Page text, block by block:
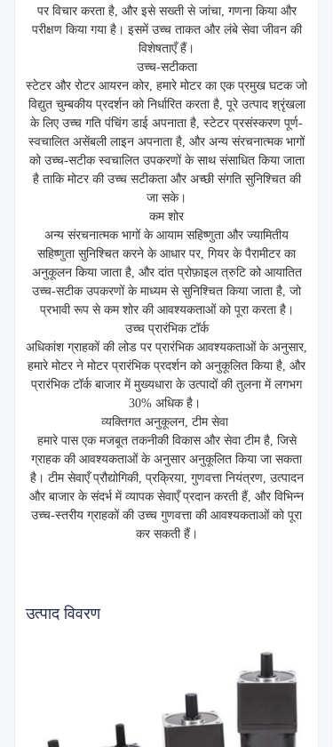
पर विचार करता है, और इसे सख्ती से जांचा, गणना किया और
परीक्षण किया गया है। इसमें उच्च ताकत और लंबे सेवा जीवन की
विशेषताएँ हैं।
उच्च-सटीकता
स्टेटर और रोटर आयरन कोर, हमारे मोटर का एक प्रमुख घटक जो
विद्युत चुम्बकीय प्रदर्शन को निर्धारित करता है, पूरे उत्पाद श्रृंखला
के लिए उच्च गति पंचिंग डाई अपनाता है, स्टेटर प्रसंस्करण पूर्ण-
स्वचालित असेंबली लाइन अपनाता है, और अन्य संरचनात्मक भागों
को उच्च-सटीक स्वचालित उपकरणों के साथ संसाधित किया जाता
है ताकि मोटर की उच्च सटीकता और अच्छी संगति सुनिश्चित की
जा सके।
कम शोर
अन्य संरचनात्मक भागों के आयाम सहिष्णुता और ज्यामितीय
सहिष्णुता सुनिश्चित करने के आधार पर, गियर के पैरामीटर का
अनुकूलन किया जाता है, और दांत प्रोफ़ाइल त्रुटि को आयातित
उच्च-सटीक उपकरणों के माध्यम से सुनिश्चित किया जाता है, जो
प्रभावी रूप से कम शोर की आवश्यकताओं को पूरा करता है।
उच्च प्रारंभिक टॉर्क
अधिकांश ग्राहकों की लोड पर प्रारंभिक आवश्यकताओं के अनुसार,
हमारे मोटर ने मोटर प्रारंभिक प्रदर्शन को अनुकूलित किया है, और
प्रारंभिक टॉर्क बाजार में मुख्यधारा के उत्पादों की तुलना में लगभग
30% अधिक है।
व्यक्तिगत अनुकूलन, टीम सेवा
हमारे पास एक मजबूत तकनीकी विकास और सेवा टीम है, जिसे
ग्राहक की आवश्यकताओं के अनुसार अनुकूलित किया जा सकता
है। टीम सेवाएँ प्रौद्योगिकी, प्रक्रिया, गुणवत्ता नियंत्रण, उत्पादन
और बाजार के संदर्भ में व्यापक सेवाएँ प्रदान करती हैं, और विभिन्न
उच्च-स्तरीय ग्राहकों की उच्च गुणवत्ता की आवश्यकताओं को पूरा
कर सकती हैं।
उत्पाद विवरण